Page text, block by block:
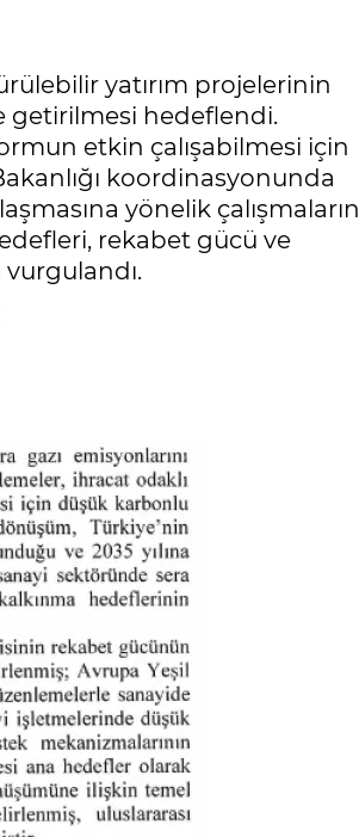
yatırım projelerinin
getirilmesi hedeflendi.
etkin çalışabilmesi için
koordinasyonunda
yönelik çalışmaların
rekabet gücü ve